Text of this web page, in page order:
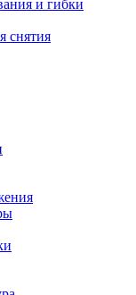
и гибки
снятия